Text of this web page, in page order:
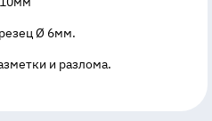
Ø 6мм.
и разлома.